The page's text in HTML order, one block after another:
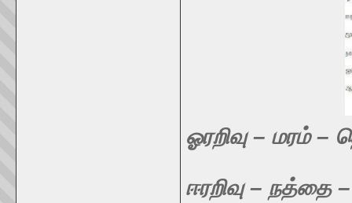
ஓரறிவு – மரம் –
ஈரறிவு – நத்தை